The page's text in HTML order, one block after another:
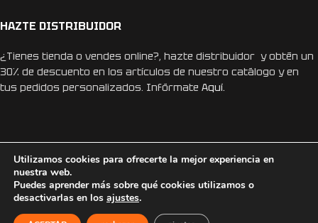
HAZTE DISTRIBUIDOR
¿Tienes tienda o vendes online?, hazte distribuidor y obtén un
30% de descuento en los artículos de nuestro catálogo y en
tus pedidos personalizados. Infórmate Aquí.
REDES SOCIALES
Utilizamos cookies para ofrecerte la mejor experiencia en
nuestra web.
Puedes aprender más sobre qué cookies utilizamos o
desactivarlas en los ajustes.